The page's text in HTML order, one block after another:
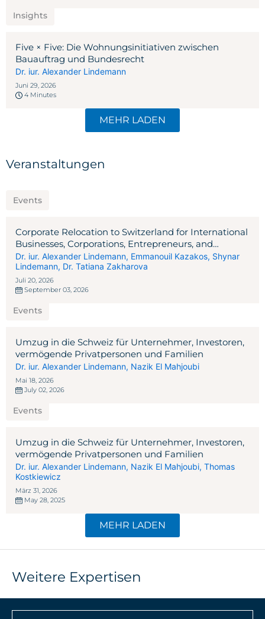
Insights
Five × Five: Die Wohnungsinitiativen zwischen
Bauauftrag und Bundesrecht
Dr. iur. Alexander Lindemann
Juni 29, 2026
4 Minutes
MEHR LADEN
Veranstaltungen
Events
Corporate Relocation to Switzerland for International
Businesses, Corporations, Entrepreneurs, and
Investors
Dr. iur. Alexander Lindemann, Emmanouil Kazakos, Shynar
Lindemann, Dr. Tatiana Zakharova
Juli 20, 2026
September 03, 2026
Events
Umzug in die Schweiz für Unternehmer, Investoren,
vermögende Privatpersonen und Familien
Dr. iur. Alexander Lindemann, Nazik El Mahjoubi
Mai 18, 2026
July 02, 2026
Events
Umzug in die Schweiz für Unternehmer, Investoren,
vermögende Privatpersonen und Familien
Dr. iur. Alexander Lindemann, Nazik El Mahjoubi, Thomas
Kostkiewicz
März 31, 2026
May 28, 2025
MEHR LADEN
Weitere Expertisen